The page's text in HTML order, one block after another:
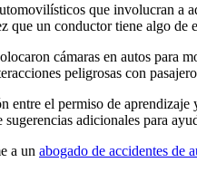
que involucran a
que un conductor tiene algo
cámaras en autos para
peligrosas con
entre el permiso de
adicionales para
a un abogado de accidentes de